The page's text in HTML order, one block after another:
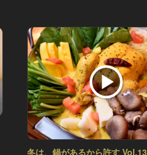
冬は、鍋があるから許す Vol.13